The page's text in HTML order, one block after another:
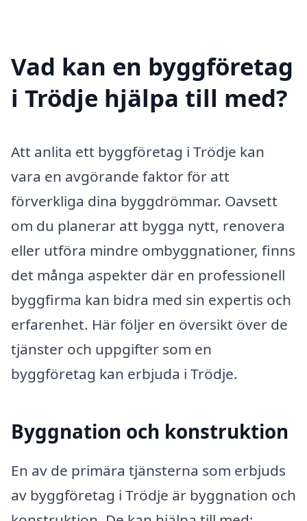
Vad kan en byggföretag
i Trödje hjälpa till med?
Att anlita ett byggföretag i Trödje kan
vara en avgörande faktor för att
förverkliga dina byggdrömmar. Oavsett
om du planerar att bygga nytt, renovera
eller utföra mindre ombyggnationer, finns
det många aspekter där en professionell
byggfirma kan bidra med sin expertis och
erfarenhet. Här följer en översikt över de
tjänster och uppgifter som en
byggföretag kan erbjuda i Trödje.
Byggnation och konstruktion
En av de primära tjänsterna som erbjuds
av byggföretag i Trödje är byggnation och